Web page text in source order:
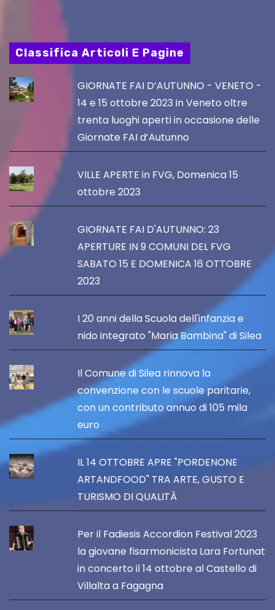
Classifica Articoli E Pagine
GIORNATE FAI D’AUTUNNO - VENETO -
14 e 15 ottobre 2023 in Veneto oltre
trenta luoghi aperti in occasione delle
Giornate FAI d’Autunno
VILLE APERTE in FVG, Domenica 15
ottobre 2023
GIORNATE FAI D'AUTUNNO: 23
APERTURE IN 9 COMUNI DEL FVG
SABATO 15 E DOMENICA 16 OTTOBRE
2023
I 20 anni della Scuola dell'infanzia e
nido integrato "Maria Bambina" di Silea
Il Comune di Silea rinnova la
convenzione con le scuole paritarie,
con un contributo annuo di 105 mila
euro
IL 14 OTTOBRE APRE "PORDENONE
ARTANDFOOD" TRA ARTE, GUSTO E
TURISMO DI QUALITÀ
Per il Fadiesis Accordion Festival 2023
la giovane fisarmonicista Lara Fortunat
in concerto il 14 ottobre al Castello di
Villalta a Fagagna